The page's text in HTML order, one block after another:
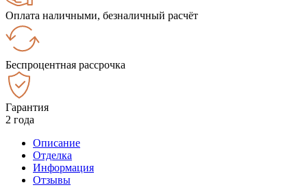
Оплата наличными, безналичный расчёт
Беспроцентная рассрочка
Гарантия
2 года
Описание
Отделка
Информация
Отзывы